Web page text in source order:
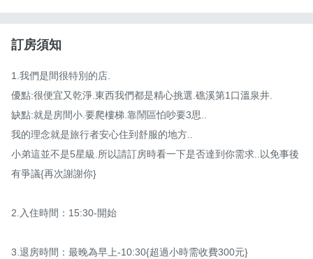
訂房須知
1.我們是間很特別的店.
優點:很便宜又乾淨.東西我們都是精心挑選.礁溪第1口溫泉井.
缺點:就是房間小.要爬樓梯.靠鬧區怕吵要3思..
我的理念就是旅行者安心住到舒服的地方..
小弟這並不是5星級.所以請訂房時看一下是否達到你需求..以免事後
有爭議{再次謝謝你}
2.入住時間：15:30-開始
3.退房時間：最晚為早上-10:30{超過小時需收費300元}